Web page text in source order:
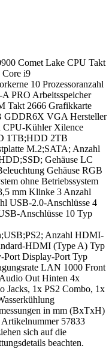
Comet Lake CPU Takt
Core i9
10 Prozessoranzahl
PRO Arbeitsspeicher
2666 Grafikkarte
GDDR6X VGA Hersteller
CPU-Kühler Xilence
1TB;HDD 2TB
M.2;SATA; Anzahl
Gehäuse LC
Gehäuse RGB
ohne Betriebssystem
mm Klinke 3 Anzahl
USB-2.0-Anschlüsse 4
Anschlüsse 10 Typ
Anzahl HDMI-
HDMI (Type A) Typ
Display-Port Typ
LAN 1000 Front
Out Hinten 4x
1x PS2 Combo, 1x
in mm (BxTxH)
57833
sich auf die
beachten.